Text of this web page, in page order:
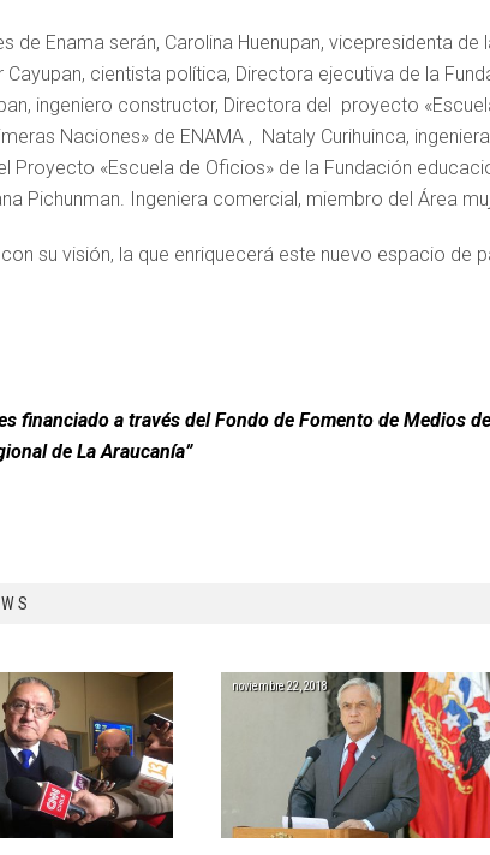
de Enama serán, Carolina Huenupan, vicepresidenta
Cayupan, cientista política, Directora ejecutiva de la
ingeniero constructor, Directora del proyecto
Naciones» de ENAMA , Nataly Curihuinca,
Proyecto «Escuela de Oficios» de la Fundación
Pichunman. Ingeniera comercial, miembro del Área
su visión, la que enriquecerá este nuevo espacio de
financiado a través del Fondo de Fomento de Medios
de La Araucanía”
noviembre 22, 2018